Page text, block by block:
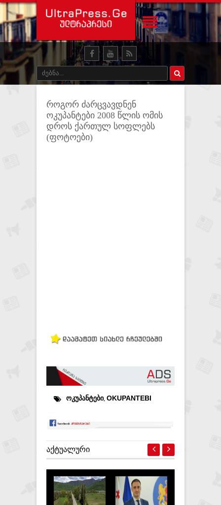
როგორ ძარცვავდნენ
ოკუპანტები 2008 წლის ომის
დროს ქართულ სოფლებს
(ფოტოები)
ᲝᲙᲣᲞᲐᲜᲢᲔᲑᲘ OKUPANTEBI
ᲐᲥᲢᲣᲐᲚᲣᲠᲘ